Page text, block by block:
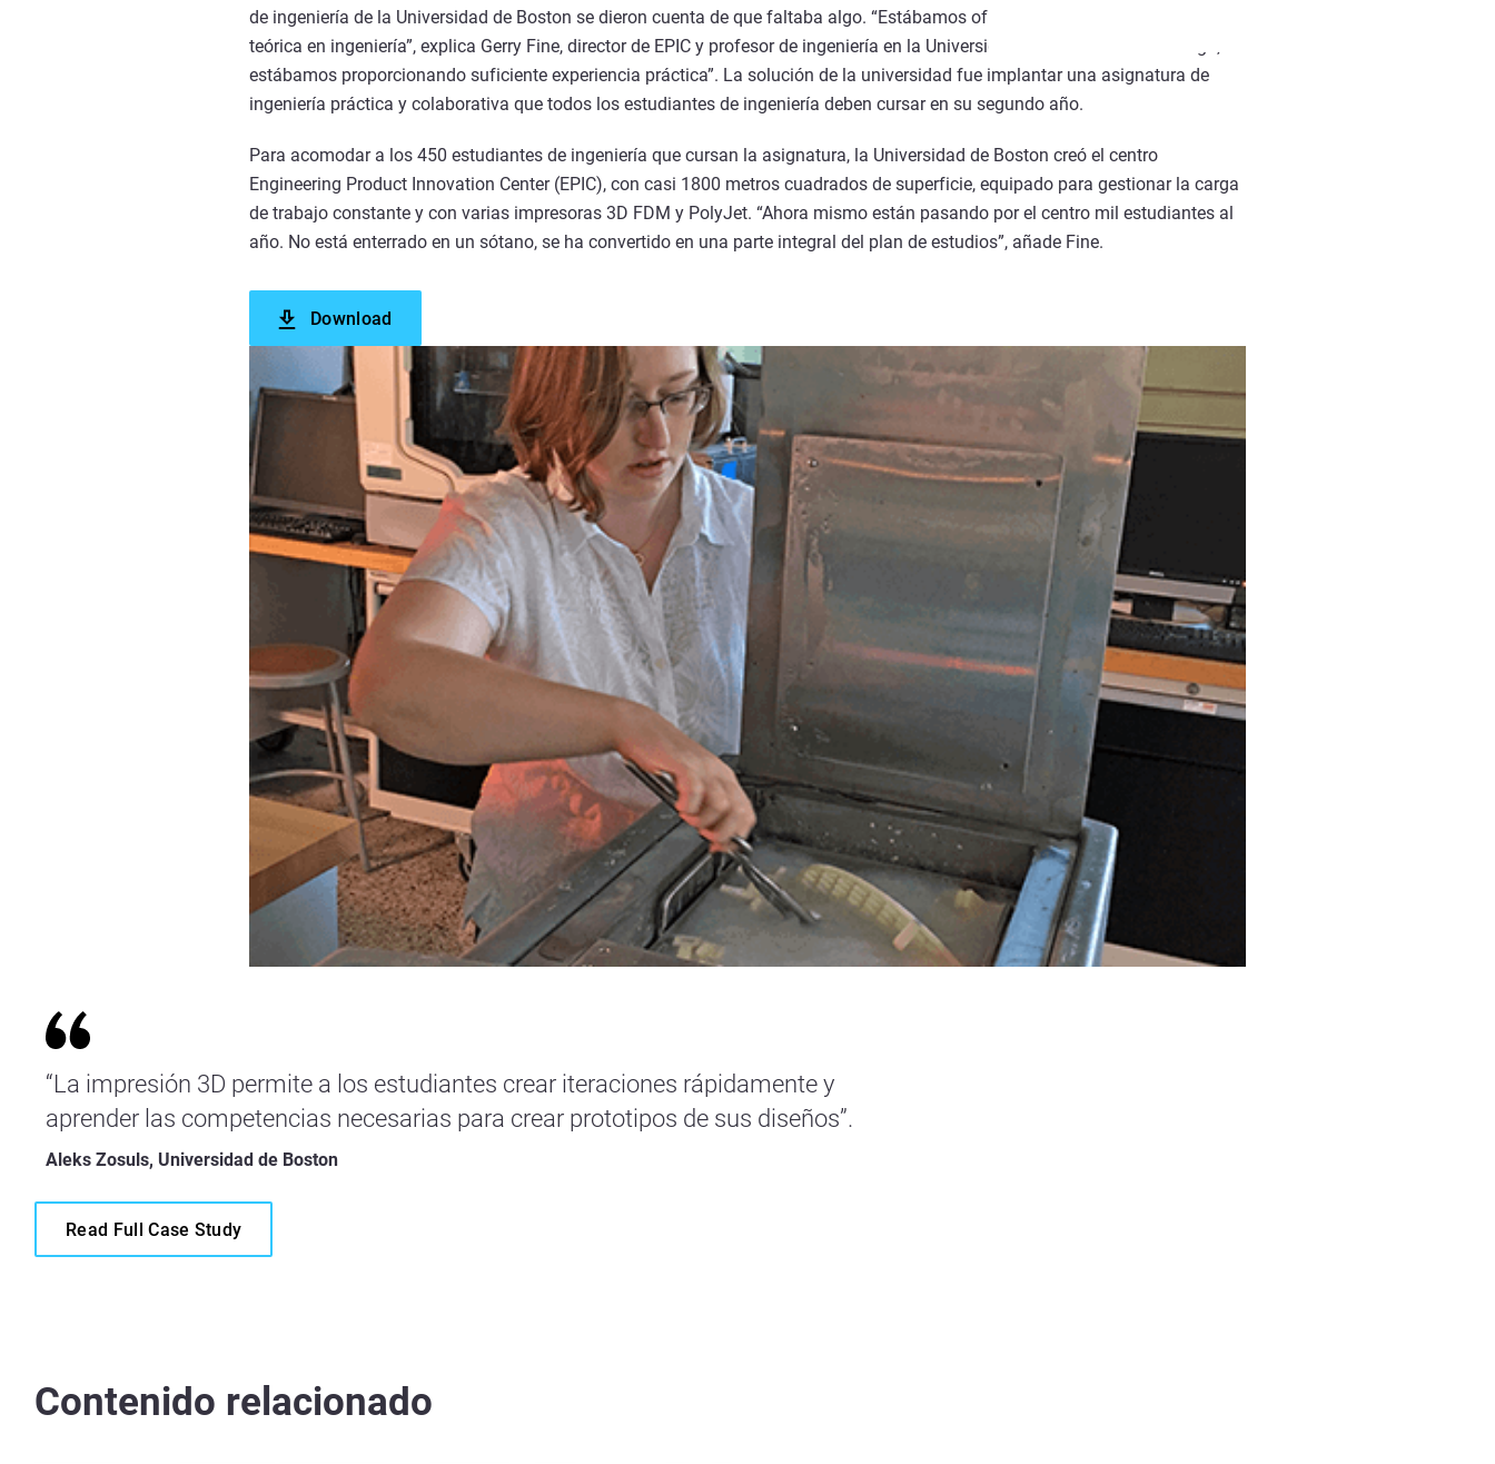
de ingeniería de la Universidad de Boston se dieron cuenta de que faltaba algo. “Estábamos ofreciendo una buena formación
teórica en ingeniería”, explica Gerry Fine, director de EPIC y profesor de ingeniería en la Universidad de Boston. “Sin embargo, no
estábamos proporcionando suficiente experiencia práctica”. La solución de la universidad fue implantar una asignatura de
ingeniería práctica y colaborativa que todos los estudiantes de ingeniería deben cursar en su segundo año.
Para acomodar a los 450 estudiantes de ingeniería que cursan la asignatura, la Universidad de Boston creó el centro
Engineering Product Innovation Center (EPIC), con casi 1800 metros cuadrados de superficie, equipado para gestionar la carga
de trabajo constante y con varias impresoras 3D FDM y PolyJet. “Ahora mismo están pasando por el centro mil estudiantes al
año. No está enterrado en un sótano, se ha convertido en una parte integral del plan de estudios”, añade Fine.
Download
“La impresión 3D permite a los estudiantes crear iteraciones rápidamente y
aprender las competencias necesarias para crear prototipos de sus diseños”.
Aleks Zosuls, Universidad de Boston
Read Full Case Study
Contenido relacionado